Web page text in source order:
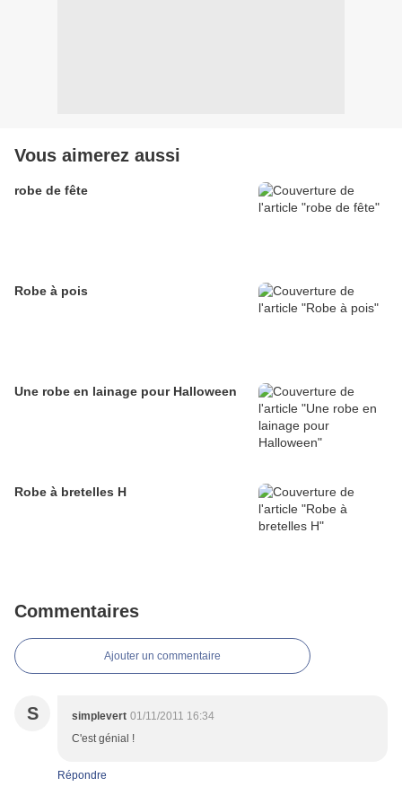
Vous aimerez aussi
robe de fête
Robe à pois
Une robe en lainage pour Halloween
Robe à bretelles H
Commentaires
Ajouter un commentaire
S simplevert 01/11/2011 16:34
C'est génial !
Répondre